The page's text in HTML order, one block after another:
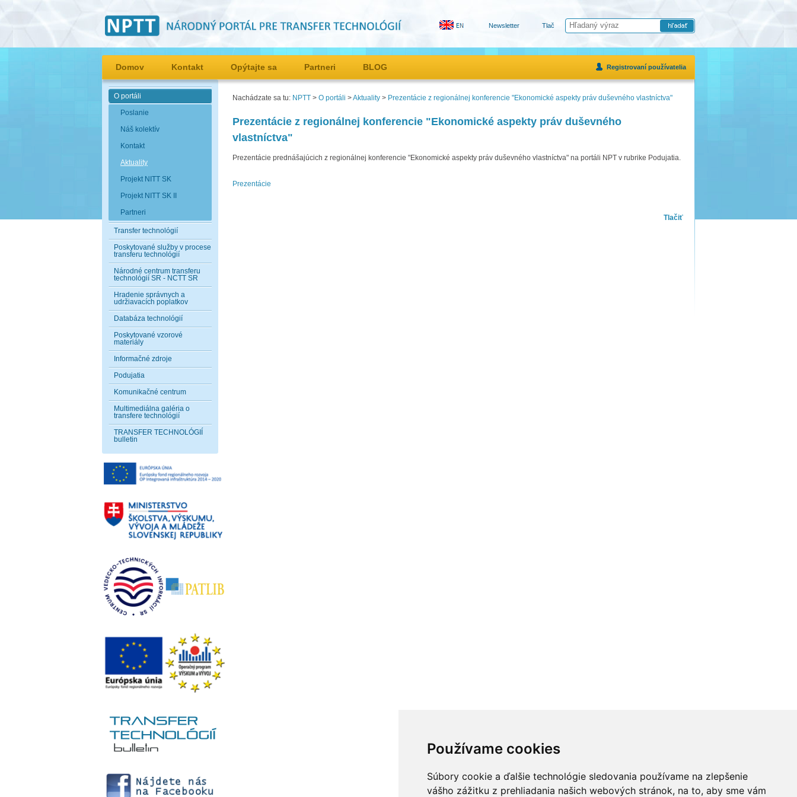
Používame cookies
Súbory cookie a ďalšie technológie sledovania používame na zlepšenie
vášho zážitku z prehliadania našich webových stránok, na to, aby sme vám
Newsletter Tlač
Domov Kontakt Opýtajte sa Partneri BLOG Registrovaní používatelia
O portáli
Poslanie
Náš kolektív
Kontakt
Aktuality
Projekt NITT SK
Projekt NITT SK II
Partneri
Transfer technológií
Poskytované služby v procese
transferu technológií
Národné centrum transferu
technológií SR - NCTT SR
Hradenie správnych a
udržiavacích poplatkov
Databáza technológií
Poskytované vzorové
materiály
Informačné zdroje
Podujatia
Komunikačné centrum
Multimediálna galéria o
transfere technológií
TRANSFER TECHNOLÓGIÍ
bulletin
Nachádzate sa tu: NPTT > O portáli >Aktuality > Prezentácie z regionálnej konferencie "Ekonomické aspekty práv duševného vlastníctva"
Prezentácie z regionálnej konferencie "Ekonomické aspekty práv duševného
vlastníctva"
Prezentácie prednášajúcich z regionálnej konferencie "Ekonomické aspekty práv duševného vlastníctva" na portáli NPT v rubrike Podujatia.
Prezentácie
Tlačiť